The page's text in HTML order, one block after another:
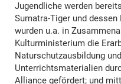
Jugendliche werden
Sumatra-Tiger und
wurden u.a. in
Kulturministerium die
Naturschutzausbildung
Unterrichtsmaterialien
Alliance gefördert; und